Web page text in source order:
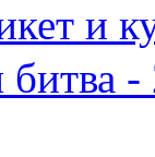
и
битва